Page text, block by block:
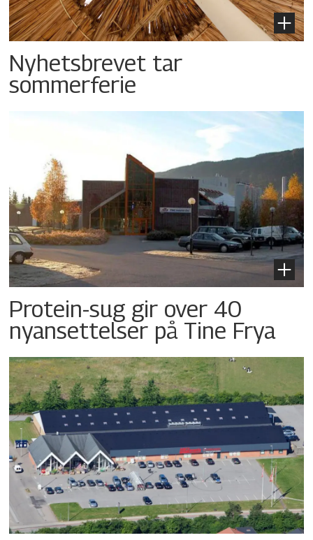
Nyhetsbrevet tar
sommerferie
Protein-sug gir over 40
nyansettelser på Tine Frya